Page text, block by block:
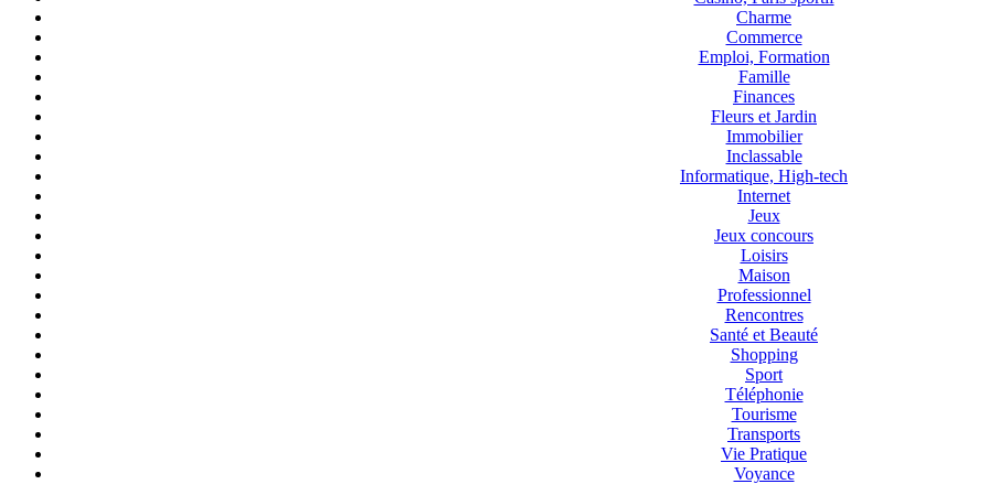
Charme
Commerce
Emploi, Formation
Famille
Finances
Fleurs et Jardin
Immobilier
Inclassable
Informatique, High-tech
Internet
Jeux
Jeux concours
Loisirs
Maison
Professionnel
Rencontres
Santé et Beauté
Shopping
Sport
Téléphonie
Tourisme
Transports
Vie Pratique
Voyance